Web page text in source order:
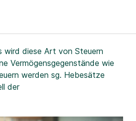
wird diese Art von Steuern
Vermögensgegenstände wie
werden sg. Hebesätze
der